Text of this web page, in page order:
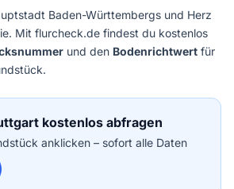
Baden-Württembergs und Herz
Mit flurcheck.de findest du kostenlos
und den Bodenrichtwert für
kostenlos abfragen
anklicken – sofort alle Daten